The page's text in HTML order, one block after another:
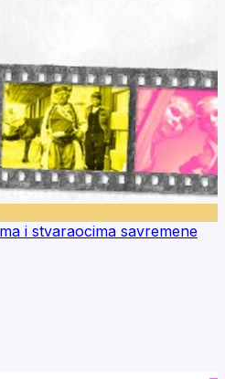
i stvaraocima savremene